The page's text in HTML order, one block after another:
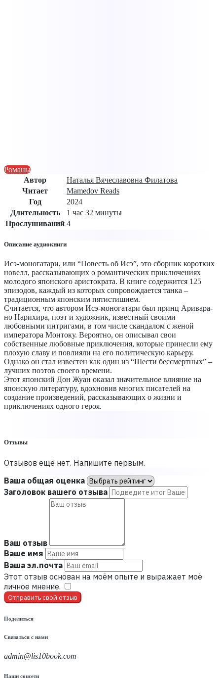
Романы
Автор
Наталья Вячеславовна Филатова
Читает
Mamedov Reads
Год
2024
Длительность
1 час 32 минуты
Прослушиваний 4
Описание аудиокниги
Исэ-моногатари, или “Повесть об Исэ”, это сборник коротких
новелл, рассказывающих о романтических приключениях
молодого японского аристократа. В книге содержится 125
эпизодов, каждый из которых сопровождается танка –
традиционным японским пятистишием.
Считается, что автором Исэ-моногатари был принц Аривара-
но Нарихира, поэт и художник, известный своими
любовными интригами, в том числе скандалом с женой
императора Монтоку. Вероятно, он описывал свои
собственные любовные приключения, которые принесли ему
плохую славу и повлияли на его политическую карьеру.
Однако он стал известен как один из “Шести бессмертных” –
лучших поэтов своего времени.
Этот японский Дон Жуан оказал значительное влияние на
японскую литературу, вдохновив многих писателей на
создание произведений, рассказывающих о жизни и
приключениях одного героя.
Отзывы
Отзывов ещё нет. Напишите первым.
Ваша общая оценка
Заголовок вашего отзыва
Ваш отзыв
Ваше имя
Ваша эл.почта
Этот отзыв основан на моём опыте и выражает моё
личное мнение.
Отправить свой отзыв
Поделиться
Связаться с нами
admin@lis10book.com
Наши соцсети